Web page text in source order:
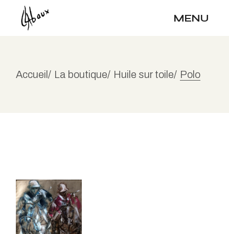
MENU
Accueil La boutique Huile sur toile Polo